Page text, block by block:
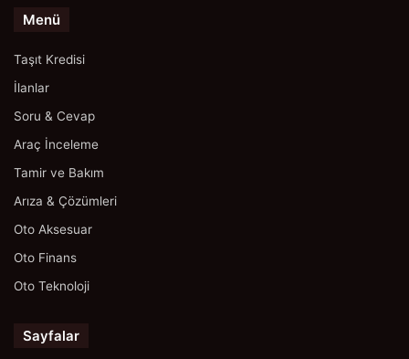
Menü
Taşıt Kredisi
İlanlar
Soru & Cevap
Araç İnceleme
Tamir ve Bakım
Arıza & Çözümleri
Oto Aksesuar
Oto Finans
Oto Teknoloji
Sayfalar